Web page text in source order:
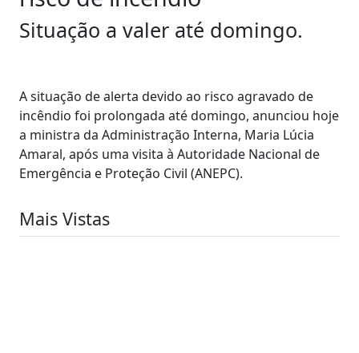
Situação a valer até domingo.
A situação de alerta devido ao risco agravado de
incêndio foi prolongada até domingo, anunciou hoje
a ministra da Administração Interna, Maria Lúcia
Amaral, após uma visita à Autoridade Nacional de
Emergência e Proteção Civil (ANEPC).
Mais Vistas